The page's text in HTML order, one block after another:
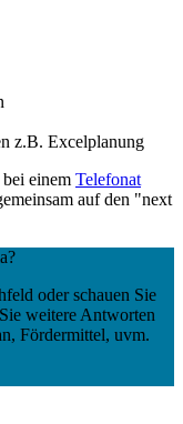
z.B. Excelplanung
bei einem Telefonat
auf den "next
oder schauen Sie
weitere Antworten
Fördermittel, uvm.